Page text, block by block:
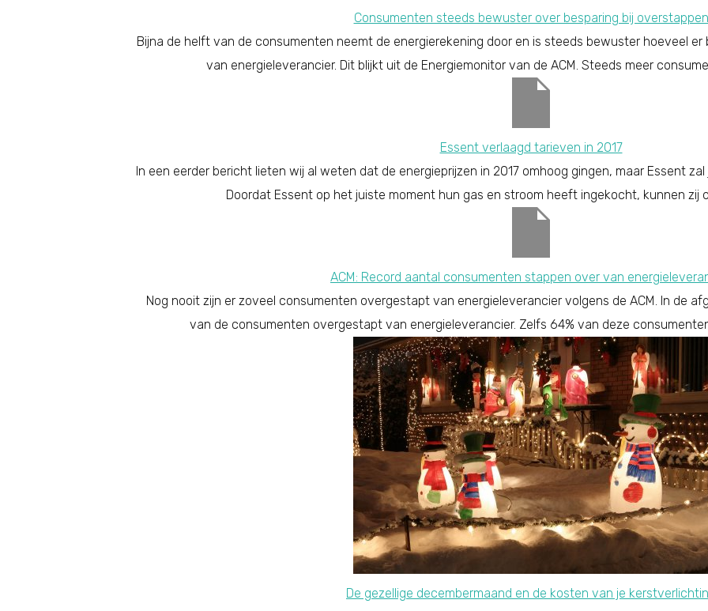
Consumenten steeds bewuster over besparing bij overstappen
Bijna de helft van de consumenten neemt de energierekening door en is steeds bewuster hoeveel
van energieleverancier. Dit blijkt uit de Energiemonitor van de ACM. Steeds meer
Essent verlaagd tarieven in 2017
In een eerder bericht lieten wij al weten dat de energieprijzen in 2017 omhoog gingen, maar Essent
Doordat Essent op het juiste moment hun gas en stroom heeft ingekocht, kunnen zij
ACM: Record aantal consumenten stappen over van
Nog nooit zijn er zoveel consumenten overgestapt van energieleverancier volgens de ACM. In de
van de consumenten overgestapt van energieleverancier. Zelfs 64% van deze
De gezellige decembermaand en de kosten van je